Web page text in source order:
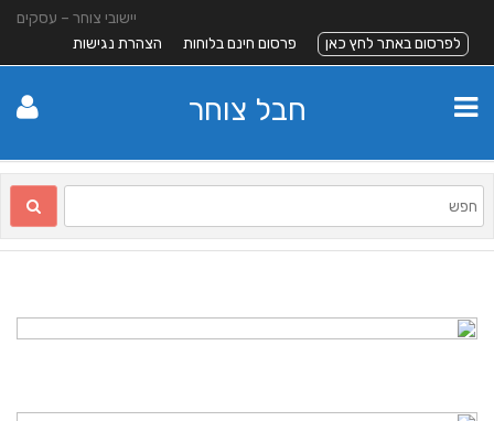
יישובי צוחר – עסקים
לפרסום באתר לחץ כאן
פרסום חינם בלוחות הצהרת נגישות
חבל צוחר